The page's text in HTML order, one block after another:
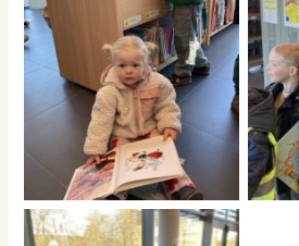
No Caption